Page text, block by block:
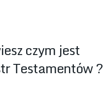
czym jest
Testamentów ?